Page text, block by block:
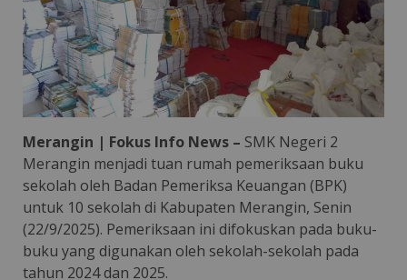
Merangin | Fokus Info News – SMK Negeri 2
Merangin menjadi tuan rumah pemeriksaan buku
sekolah oleh Badan Pemeriksa Keuangan (BPK)
untuk 10 sekolah di Kabupaten Merangin, Senin
(22/9/2025). Pemeriksaan ini difokuskan pada buku-
buku yang digunakan oleh sekolah-sekolah pada
tahun 2024 dan 2025.